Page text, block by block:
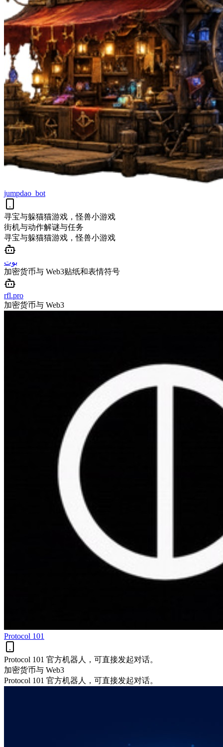
jumpdao_bot
寻宝与躲猫猫游戏，怪兽小游戏
街机与动作解谜与任务
寻宝与躲猫猫游戏，怪兽小游戏
بوت
加密货币与 Web3贴纸和表情符号
rfl.pro
加密货币与 Web3
Protocol 101
Protocol 101 官方机器人，可直接发起对话。
加密货币与 Web3
Protocol 101 官方机器人，可直接发起对话。